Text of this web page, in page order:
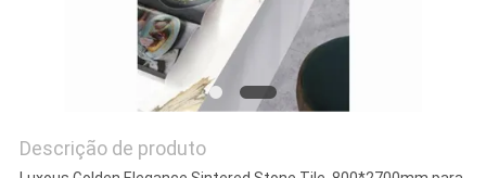
Descrição de produto